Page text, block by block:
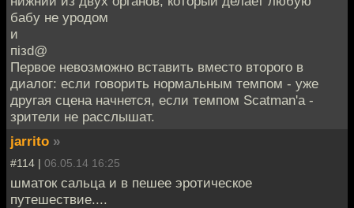
бабу не уродом
и
пiзd@
Первое невозможно вставить вместо второго в
диалог: если говорить нормальным темпом - уже
другая сцена начнется, если темпом Scatman'а -
зрители не расслышат.
jarrito »
#114 | 06.05.14 16:25
шматок сальца и в пешее эротическое
путешествие....